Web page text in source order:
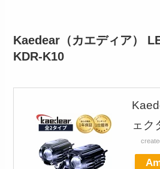
Kaedear（カエディア）
KDR-K10
ェク